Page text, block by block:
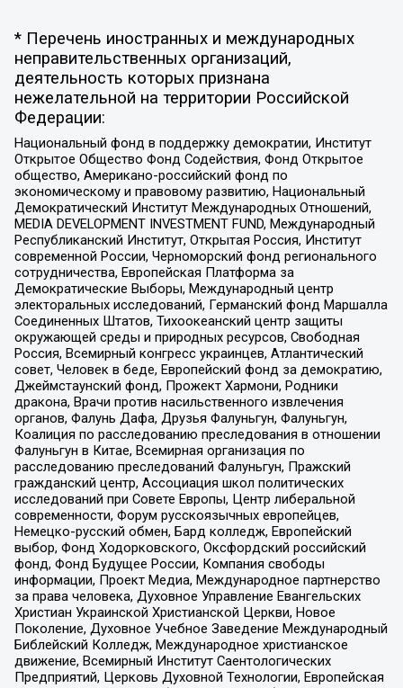
* Перечень иностранных и международных
неправительственных организаций,
деятельность которых признана
нежелательной на территории Российской
Федерации:
Национальный фонд в поддержку демократии, Институт
Открытое Общество Фонд Содействия, Фонд Открытое
общество, Американо-российский фонд по
экономическому и правовому развитию, Национальный
Демократический Институт Международных Отношений,
MEDIA DEVELOPMENT INVESTMENT FUND, Международный
Республиканский Институт, Открытая Россия, Институт
современной России, Черноморский фонд регионального
сотрудничества, Европейская Платформа за
Демократические Выборы, Международный центр
электоральных исследований, Германский фонд Маршалла
Соединенных Штатов, Тихоокеанский центр защиты
окружающей среды и природных ресурсов, Свободная
Россия, Всемирный конгресс украинцев, Атлантический
совет, Человек в беде, Европейский фонд за демократию,
Джеймстаунский фонд, Прожект Хармони, Родники
дракона, Врачи против насильственного извлечения
органов, Фалунь Дафа, Друзья Фалуньгун, Фалуньгун,
Коалиция по расследованию преследования в отношении
Фалуньгун в Китае, Всемирная организация по
расследованию преследований Фалуньгун, Пражский
гражданский центр, Ассоциация школ политических
исследований при Совете Европы, Центр либеральной
современности, Форум русскоязычных европейцев,
Немецко-русский обмен, Бард колледж, Европейский
выбор, Фонд Ходорковского, Оксфордский российский
фонд, Фонд Будущее России, Компания свободы
информации, Проект Медиа, Международное партнерство
за права человека, Духовное Управление Евангельских
Христиан Украинской Христианской Церкви, Новое
Поколение, Духовное Учебное Заведение Международный
Библейский Колледж, Международное христианское
движение, Всемирный Институт Саентологических
Предприятий, Церковь Духовной Технологии, Европейская